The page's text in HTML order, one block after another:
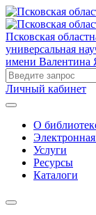
Псковская
универсальная
имени Валентина
Личный кабинет
О
Услуги
Ресурсы
Каталоги